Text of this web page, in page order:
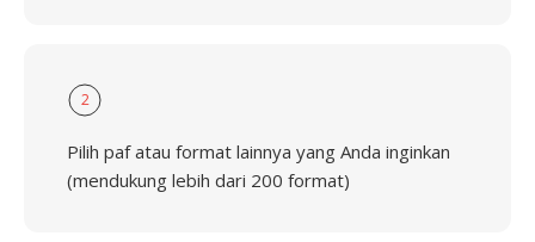
2
Pilih paf atau format lainnya yang Anda inginkan
(mendukung lebih dari 200 format)